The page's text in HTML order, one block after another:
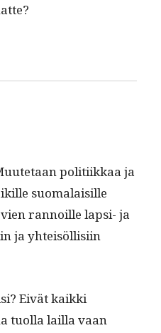
poli­ti­ikkaa ja
suo­ma­laisille
ran­noille lap­si- ja
ja yhteisöl­lisi­in
Eivät kaik­ki
tuol­la lail­la vaan